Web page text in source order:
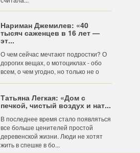
Нариман Джемилев: «40
тысяч саженцев в 16 лет —
эт...
О чем сейчас мечтают подростки? О
дорогих вещах, о мотоциклах - обо
всем, о чем угодно, но только не о
Татьяна Легкая: «Дом с
печкой, чистый воздух и нат...
В последнее время стало появляться
все больше ценителей простой
деревенской жизни. Люди не хотят
жить в спешке в бо...